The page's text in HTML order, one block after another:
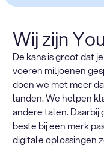
Wij zijn
De kans is groot dat
voeren miljoenen
doen we met meer
landen. We helpen
andere talen. Daarbij
beste bij een merk
digitale oplossingen